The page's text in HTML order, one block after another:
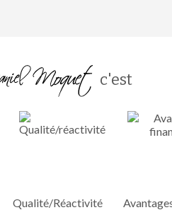
c'est
Qualité/Réactivité